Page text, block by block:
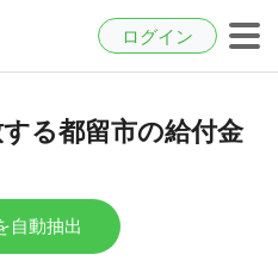
ログイン
る都留市の給付金
自動抽出